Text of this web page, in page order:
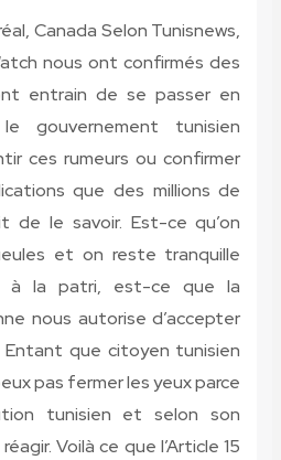
Canada Selon Tunisnews,
nous ont confirmés des
entrain de se passer en
gouvernement tunisien
ces rumeurs ou confirmer
que des millions de
de le savoir. Est-ce qu’on
et on reste tranquille
à la patri, est-ce que la
nous autorise d’accepter
Entant que citoyen tunisien
pas fermer les yeux parce
tunisien et selon son
Voilà ce que l’Article 15